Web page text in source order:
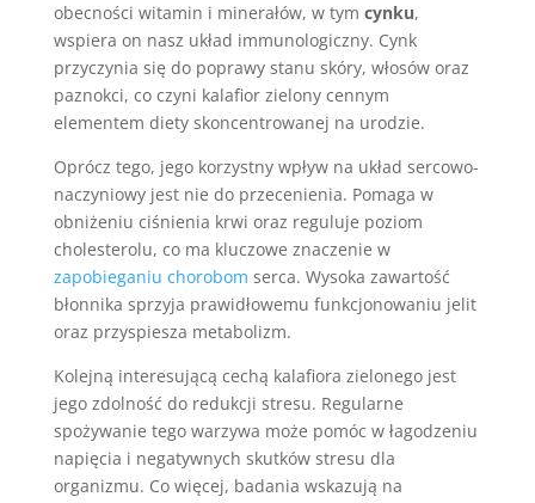
obecności witamin i minerałów, w tym cynku,
wspiera on nasz układ immunologiczny. Cynk
przyczynia się do poprawy stanu skóry, włosów oraz
paznokci, co czyni kalafior zielony cennym
elementem diety skoncentrowanej na urodzie.
Oprócz tego, jego korzystny wpływ na układ sercowo-
naczyniowy jest nie do przecenienia. Pomaga w
obniżeniu ciśnienia krwi oraz reguluje poziom
cholesterolu, co ma kluczowe znaczenie w
zapobieganiu chorobom serca. Wysoka zawartość
błonnika sprzyja prawidłowemu funkcjonowaniu jelit
oraz przyspiesza metabolizm.
Kolejną interesującą cechą kalafiora zielonego jest
jego zdolność do redukcji stresu. Regularne
spożywanie tego warzywa może pomóc w łagodzeniu
napięcia i negatywnych skutków stresu dla
organizmu. Co więcej, badania wskazują na